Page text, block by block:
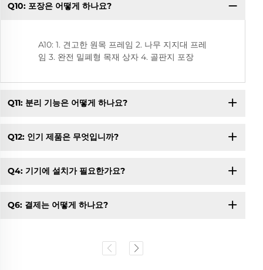
Q10: 포장은 어떻게 하나요?
A10: 1. 견고한 원목 프레임 2. 나무 지지대 프레
임 3. 완전 밀폐형 목재 상자 4. 골판지 포장
Q11: 분리 기능은 어떻게 하나요?
Q12: 인기 제품은 무엇입니까?
Q4: 기기에 설치가 필요한가요?
Q6: 결제는 어떻게 하나요?